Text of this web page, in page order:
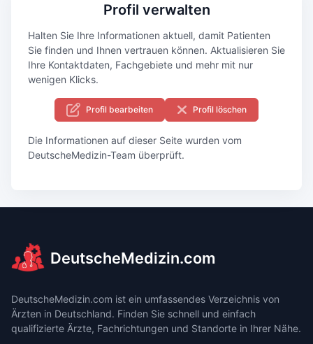
Profil verwalten
Halten Sie Ihre Informationen aktuell, damit Patienten
Sie finden und Ihnen vertrauen können. Aktualisieren Sie
Ihre Kontaktdaten, Fachgebiete und mehr mit nur
wenigen Klicks.
Profil bearbeiten Profil löschen
Die Informationen auf dieser Seite wurden vom
DeutscheMedizin-Team überprüft.
DeutscheMedizin.com
DeutscheMedizin.com ist ein umfassendes Verzeichnis von
Ärzten in Deutschland. Finden Sie schnell und einfach
qualifizierte Ärzte, Fachrichtungen und Standorte in Ihrer Nähe.